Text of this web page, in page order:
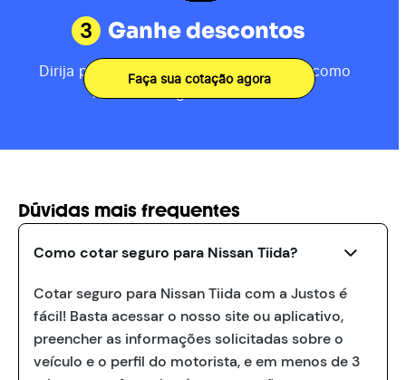
3 Ganhe descontos
Dirija por 80km, receba sua pontuação como
motorista e ganhe descontos.
Faça sua cotação agora
Dúvidas mais frequentes
Como cotar seguro para Nissan Tiida?
Cotar seguro para Nissan Tiida com a Justos é
fácil! Basta acessar o nosso site ou aplicativo,
preencher as informações solicitadas sobre o
veículo e o perfil do motorista, e em menos de 3